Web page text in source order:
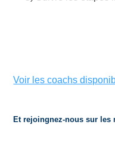
Voir les coachs
Et rejoingnez-nous sur les